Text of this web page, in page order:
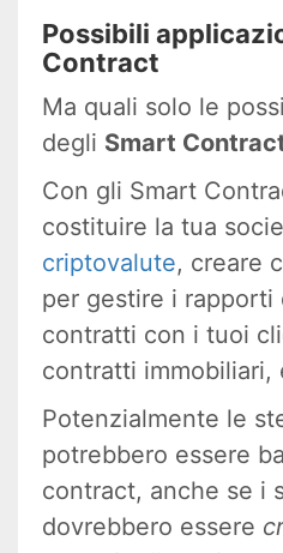
Possibili
Contract
Ma quali solo le
degli Smart
Con gli Smart
costituire la tua
criptovalute, creare
per gestire i rapporti
contratti con i tuoi
contratti immobiliari,
Potenzialmente le
potrebbero essere
contract, anche se i
dovrebbero essere